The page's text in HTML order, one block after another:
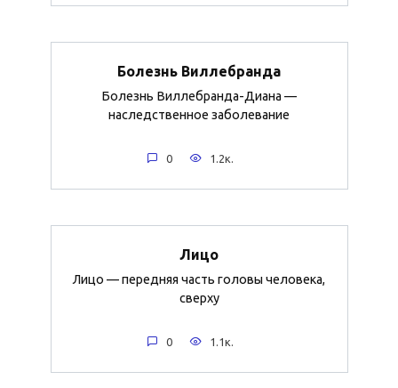
Болезнь Виллебранда
Болезнь Виллебранда-Диана —
наследственное заболевание
0 1.2к.
Лицо
Лицо — передняя часть головы человека,
сверху
0 1.1к.